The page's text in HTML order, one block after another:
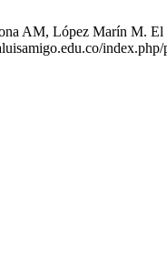
AM, López Marín M.